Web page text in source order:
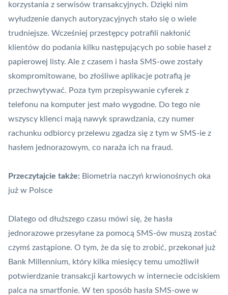
korzystania z serwisów transakcyjnych. Dzięki nim
wyłudzenie danych autoryzacyjnych stało się o wiele
trudniejsze. Wcześniej przestępcy potrafili nakłonić
klientów do podania kilku następujących po sobie haseł z
papierowej listy. Ale z czasem i hasła SMS-owe zostały
skompromitowane, bo złośliwe aplikacje potrafią je
przechwytywać. Poza tym przepisywanie cyferek z
telefonu na komputer jest mało wygodne. Do tego nie
wszyscy klienci mają nawyk sprawdzania, czy numer
rachunku odbiorcy przelewu zgadza się z tym w SMS-ie z
hasłem jednorazowym, co naraża ich na fraud.
Przeczytajcie także: Biometria naczyń krwionośnych oka
już w Polsce
Dlatego od dłuższego czasu mówi się, że hasła
jednorazowe przesyłane za pomocą SMS-ów muszą zostać
czymś zastąpione. O tym, że da się to zrobić, przekonał już
Bank Millennium, który kilka miesięcy temu umożliwił
potwierdzanie transakcji kartowych w internecie odciskiem
palca na smartfonie. W ten sposób hasła SMS-owe w